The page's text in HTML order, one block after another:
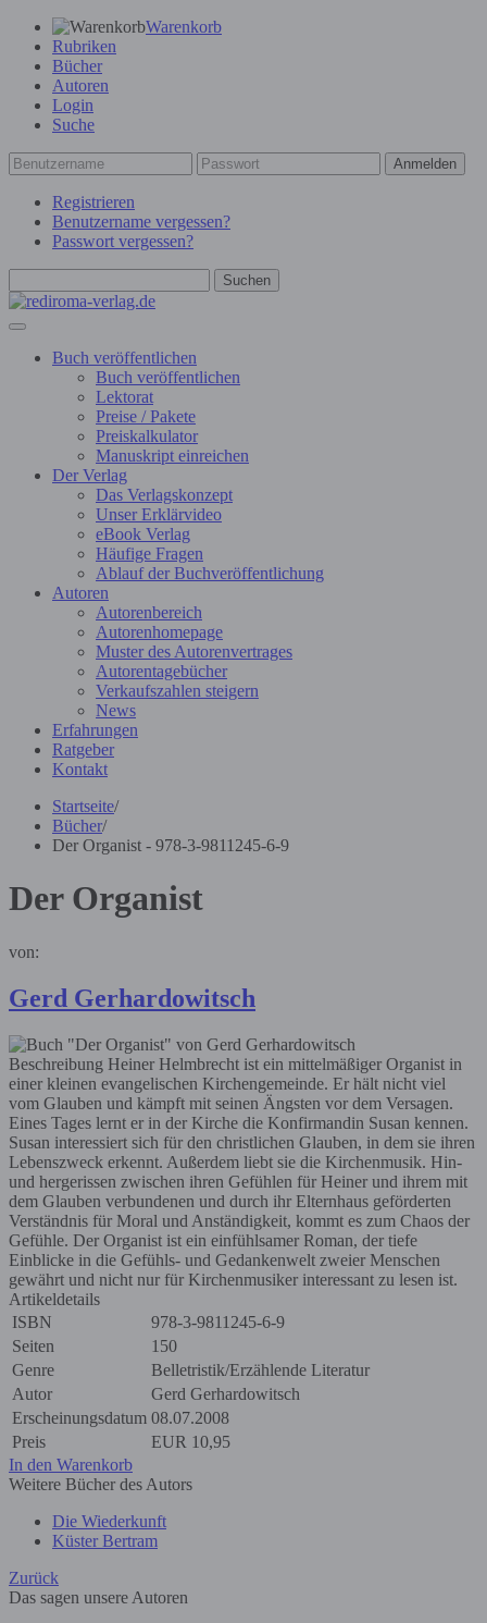
Warenkorb
Rubriken
Bücher
Autoren
Login
Suche
Anmelden
Registrieren
Benutzername vergessen?
Passwort vergessen?
Suchen
Buch veröffentlichen
Buch veröffentlichen
Lektorat
Preise / Pakete
Preiskalkulator
Manuskript einreichen
Der Verlag
Das Verlagskonzept
Unser Erklärvideo
eBook Verlag
Häufige Fragen
Ablauf der Buchveröffentlichung
Autoren
Autorenbereich
Autorenhomepage
Muster des Autorenvertrages
Autorentagebücher
Verkaufszahlen steigern
News
Erfahrungen
Ratgeber
Kontakt
Startseite/
Bücher/
Der Organist - 978-3-9811245-6-9
Der Organist
von:
Gerd Gerhardowitsch
Beschreibung Heiner Helmbrecht ist ein mittelmäßiger Organist in
einer kleinen evangelischen Kirchengemeinde. Er hält nicht viel
vom Glauben und kämpft mit seinen Ängsten vor dem Versagen.
Eines Tages lernt er in der Kirche die Konfirmandin Susan kennen.
Susan interessiert sich für den christlichen Glauben, in dem sie ihren
Lebenszweck erkennt. Außerdem liebt sie die Kirchenmusik. Hin-
und hergerissen zwischen ihren Gefühlen für Heiner und ihrem mit
dem Glauben verbundenen und durch ihr Elternhaus geförderten
Verständnis für Moral und Anständigkeit, kommt es zum Chaos der
Gefühle. Der Organist ist ein einfühlsamer Roman, der tiefe
Einblicke in die Gefühls- und Gedankenwelt zweier Menschen
gewährt und nicht nur für Kirchenmusiker interessant zu lesen ist.
Artikeldetails
ISBN
978-3-9811245-6-9
Seiten
150
Genre
Belletristik/Erzählende Literatur
Autor
Gerd Gerhardowitsch
Erscheinungsdatum 08.07.2008
Preis
EUR 10,95
In den Warenkorb
Weitere Bücher des Autors
Die Wiederkunft
Küster Bertram
Zurück
Das sagen unsere Autoren